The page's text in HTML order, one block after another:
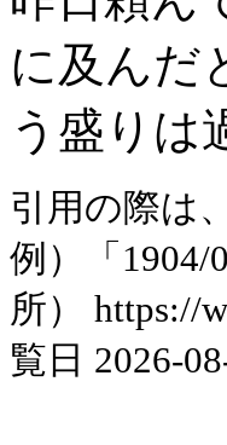
に及んだ
う盛りは
引用の際は
例）「
所） https://
覧日 2026-